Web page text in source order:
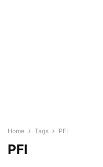
Home Tags PFI
PFI